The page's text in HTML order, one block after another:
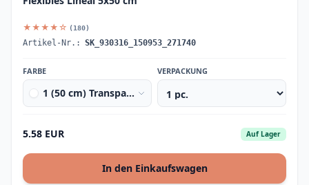
★★★★☆ (180)
Artikel-Nr.: SK_930316_150953_271740
FARBE
1 (50 cm) Transparent
VERPACKUNG
5.58 EUR Auf Lager
In den Einkaufswagen